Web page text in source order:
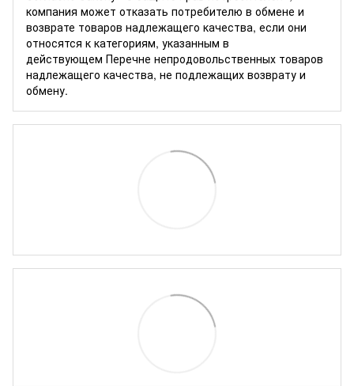
компания может отказать потребителю в обмене и
возврате товаров надлежащего качества, если они
относятся к категориям, указанным в
действующем Перечне непродовольственных товаров
надлежащего качества, не подлежащих возврату и
обмену.